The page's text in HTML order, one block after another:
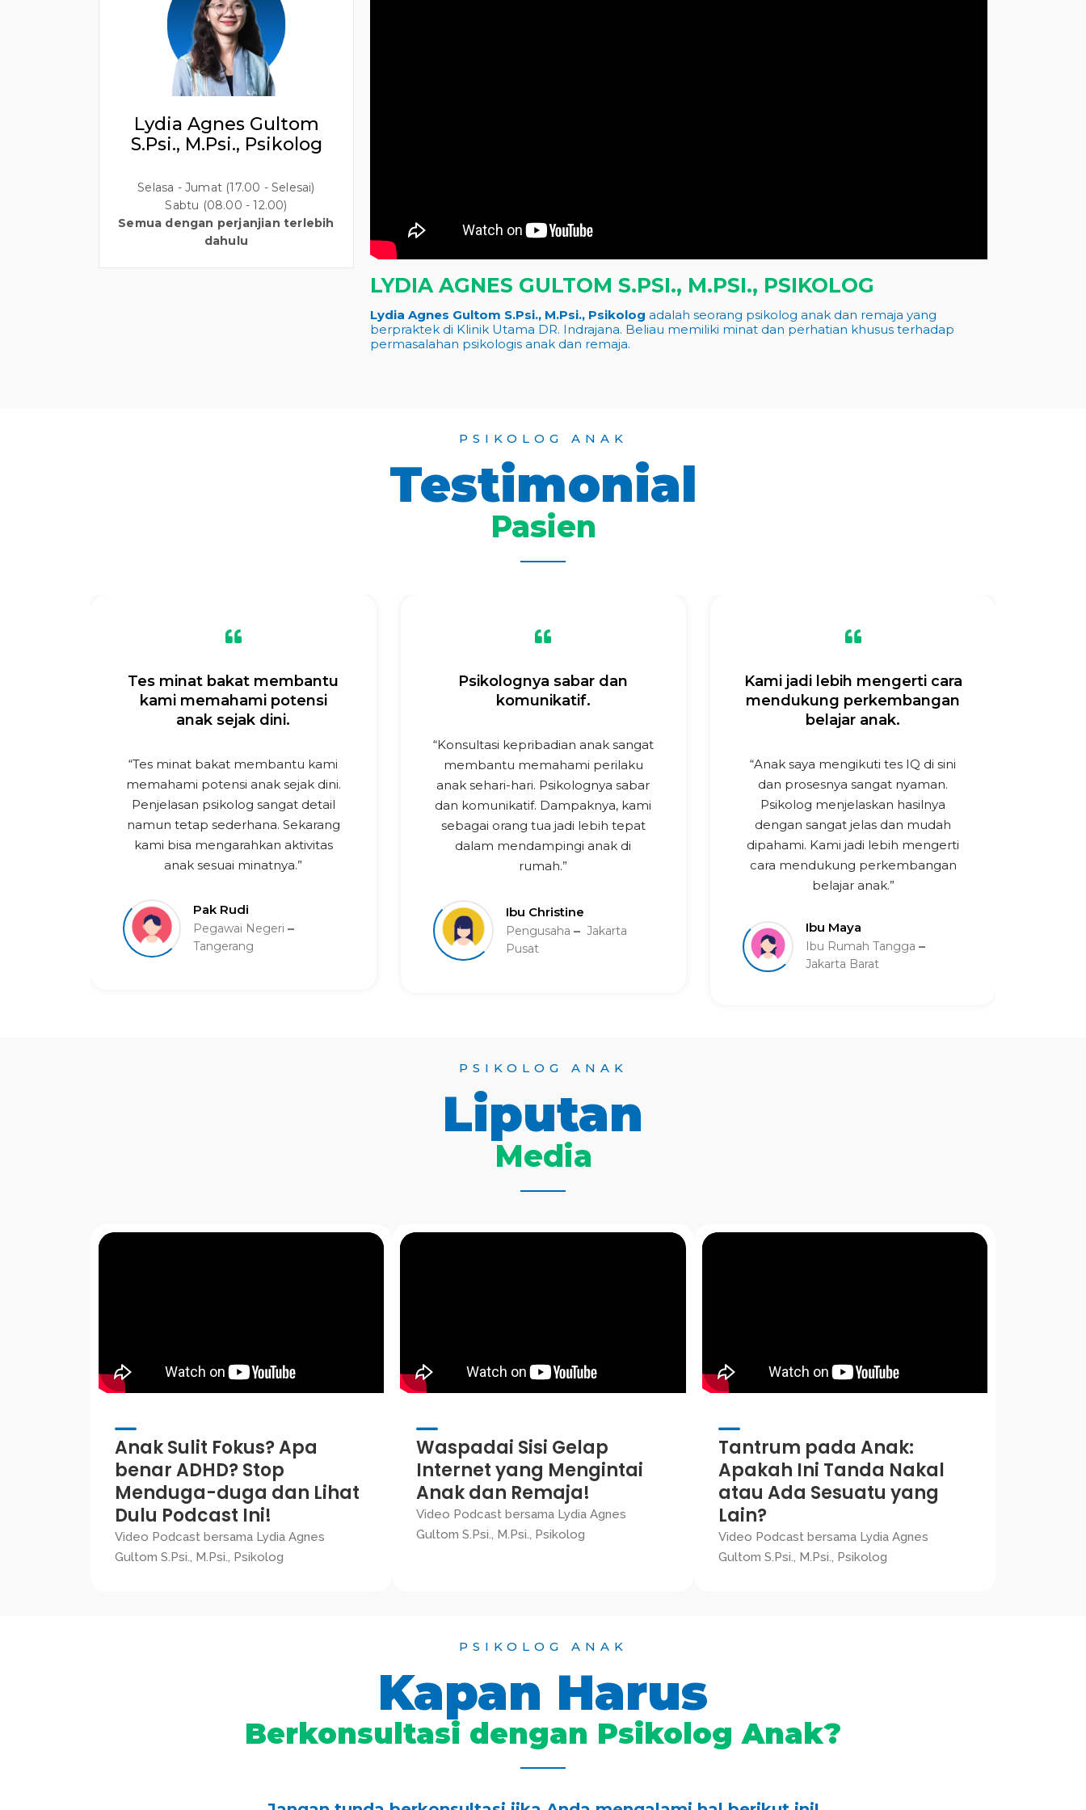
Lydia Agnes Gultom
S.Psi., M.Psi., Psikolog
Selasa - Jumat (17.00 - Selesai)
Sabtu (08.00 - 12.00)
Semua dengan perjanjian terlebih
dahulu
LYDIA AGNES GULTOM S.PSI., M.PSI., PSIKOLOG
Lydia Agnes Gultom S.Psi., M.Psi., Psikolog adalah seorang psikolog anak dan remaja yang
berpraktek di Klinik Utama DR. Indrajana. Beliau memiliki minat dan perhatian khusus terhadap
permasalahan psikologis anak dan remaja.
PSIKOLOG ANAK
Testimonial
Pasien
Tes minat bakat membantu
kami memahami potensi
anak sejak dini.
“Tes minat bakat membantu kami
memahami potensi anak sejak dini.
Penjelasan psikolog sangat detail
namun tetap sederhana. Sekarang
kami bisa mengarahkan aktivitas
anak sesuai minatnya.”
Pak Rudi
Pegawai Negeri
Tangerang
Psikolognya sabar dan
komunikatif.
“Konsultasi kepribadian anak sangat
membantu memahami perilaku
anak sehari-hari. Psikolognya sabar
dan komunikatif. Dampaknya, kami
sebagai orang tua jadi lebih tepat
dalam mendampingi anak di
rumah.”
Ibu Christine
Pengusaha
Jakarta
Pusat
Kami jadi lebih mengerti cara
mendukung perkembangan
belajar anak.
“Anak saya mengikuti tes IQ di sini
dan prosesnya sangat nyaman.
Psikolog menjelaskan hasilnya
dengan sangat jelas dan mudah
dipahami. Kami jadi lebih mengerti
cara mendukung perkembangan
belajar anak.”
Ibu Maya
Ibu Rumah Tangga
Jakarta Barat
PSIKOLOG ANAK
Liputan
Media
Anak Sulit Fokus? Apa
benar ADHD? Stop
Menduga-duga dan Lihat
Dulu Podcast Ini!
Video Podcast bersama Lydia Agnes
Gultom S.Psi., M.Psi., Psikolog
Waspadai Sisi Gelap
Internet yang Mengintai
Anak dan Remaja!
Video Podcast bersama Lydia Agnes
Gultom S.Psi., M.Psi., Psikolog
Tantrum pada Anak:
Apakah Ini Tanda Nakal
atau Ada Sesuatu yang
Lain?
Video Podcast bersama Lydia Agnes
Gultom S.Psi., M.Psi., Psikolog
PSIKOLOG ANAK
Kapan Harus
Berkonsultasi dengan Psikolog Anak?